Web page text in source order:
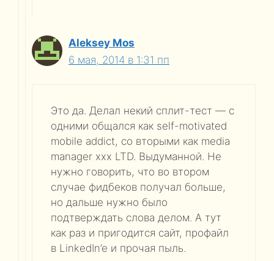
Aleksey Mos
6 мая, 2014 в 1:31 пп
Это да. Делал некий сплит-тест — с
одними общался как self-motivated
mobile addict, со вторыми как media
manager xxx LTD. Выдуманной. Не
нужно говорить, что во втором
случае фидбеков получал больше,
но дальше нужно было
подтверждать слова делом. А тут
как раз и пригодится сайт, профайл
в LinkedIn’e и прочая пыль.